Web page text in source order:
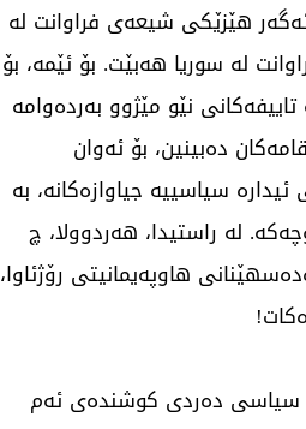
هێزێکی شیعەی فراوانت لە
لە سوریا هەبێت. بۆ ئێمە، بۆ
نێو مێژوو بەردەوامە
دەبینین، بۆ ئەوان
سیاسییە جیاوازەکانە، بە
لە راستیدا، هەردوولا، چ
هاوپەیمانیتی رۆژئاوا،
سیاسی دەردی کوشندەی ئەم